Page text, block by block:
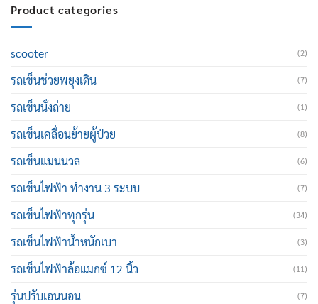
Product categories
scooter (2)
รถเข็นช่วยพยุงเดิน (7)
รถเข็นนั่งถ่าย (1)
รถเข็นเคลื่อนย้ายผู้ป่วย (8)
รถเข็นแมนนวล (6)
รถเข็นไฟฟ้า ทำงาน 3 ระบบ (7)
รถเข็นไฟฟ้าทุกรุ่น (34)
รถเข็นไฟฟ้าน้ำหนักเบา (3)
รถเข็นไฟฟ้าล้อแมกซ์ 12 นิ้ว (11)
รุ่นปรับเอนนอน (7)